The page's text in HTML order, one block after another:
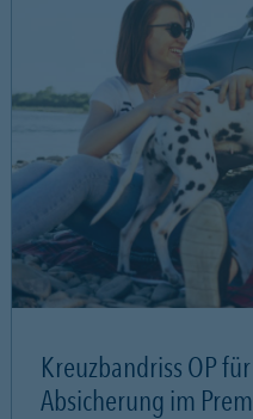
Kreuzbandriss OP
Absicherung im